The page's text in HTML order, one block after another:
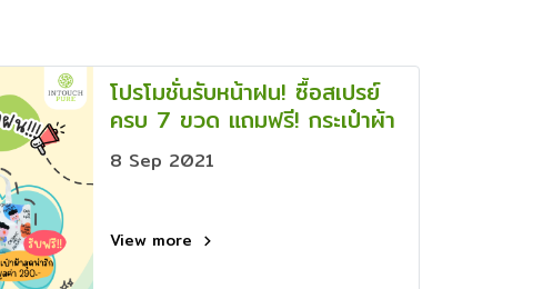
โปรโมชั่นรับหน้าฝน! ซื้อสเปรย์
ครบ 7 ขวด แถมฟรี! กระเป๋าผ้า
8 Sep 2021
View more